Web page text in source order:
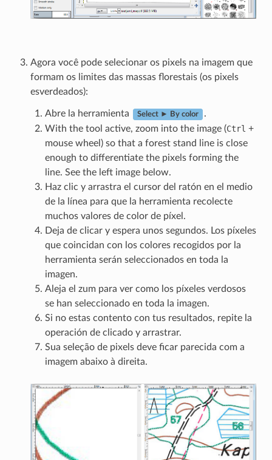
Agora você pode selecionar os pixels na imagem que
formam os limites das massas florestais (os pixels
esverdeados):
Abre la herramienta Select ► By color
.
With the tool active, zoom into the image (Ctrl +
mouse wheel) so that a forest stand line is close
enough to differentiate the pixels forming the
line. See the left image below.
Haz clic y arrastra el cursor del ratón en el medio
de la línea para que la herramienta recolecte
muchos valores de color de píxel.
Deja de clicar y espera unos segundos. Los píxeles
que coincidan con los colores recogidos por la
herramienta serán seleccionados en toda la
imagen.
Aleja el zum para ver como los píxeles verdosos
se han seleccionado en toda la imagen.
Si no estas contento con tus resultados, repite la
operación de clicado y arrastrar.
Sua seleção de pixels deve ficar parecida com a
imagem abaixo à direita.